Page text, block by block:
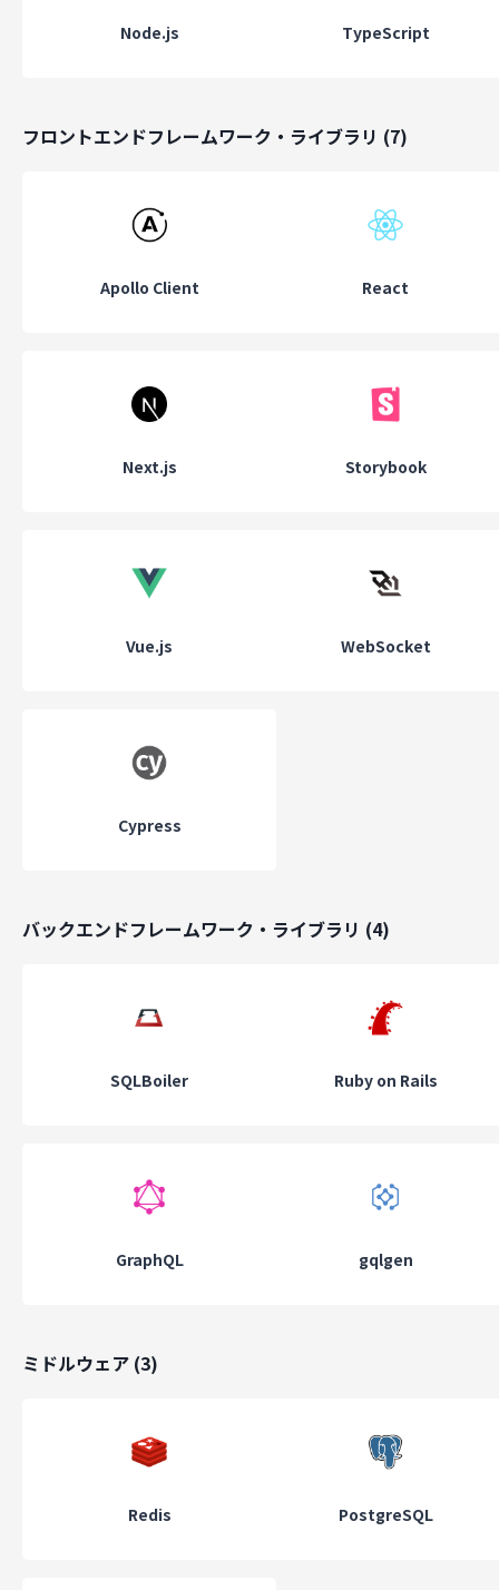
Node.js TypeScript
フロントエンドフレームワーク・ライブラリ (7)
Apollo Client React
Next.js Storybook
Vue.js WebSocket
Cypress
バックエンドフレームワーク・ライブラリ (4)
SQLBoiler Ruby on Rails
GraphQL gqlgen
ミドルウェア (3)
Redis PostgreSQL